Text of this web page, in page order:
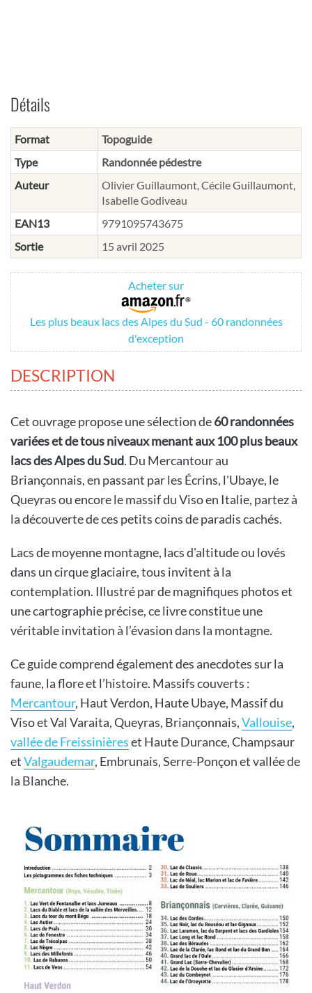
Détails
Format
Topoguide
Type
Randonnée pédestre
Auteur
Olivier Guillaumont, Cécile Guillaumont,
Isabelle Godiveau
EAN13
9791095743675
Sortie
15 avril 2025
Acheter sur
Les plus beaux lacs des Alpes du Sud - 60 randonnées
d'exception
DESCRIPTION
Cet ouvrage propose une sélection de60 randonnées
variées et de tous niveaux menant aux 100 plus beaux
lacs des Alpes du Sud. Du Mercantour au
Briançonnais, en passant par les Écrins, l'Ubaye, le
Queyras ou encore le massif du Viso en Italie, partez à
la découverte de ces petits coins de paradis cachés.
Lacs de moyenne montagne, lacs d'altitude ou lovés
dans un cirque glaciaire, tous invitent à la
contemplation. Illustré par de magnifiques photos et
une cartographie précise, ce livre constitue une
véritable invitation à l’évasion dans la montagne.
Ce guide comprend également des anecdotes sur la
faune, la flore et l’histoire. Massifs couverts :
Mercantour, Haut Verdon, Haute Ubaye, Massif du
Viso et Val Varaita, Queyras, Briançonnais,Vallouise,
vallée de Freissinièreset Haute Durance, Champsaur
etValgaudemar, Embrunais, Serre-Ponçon et vallée de
la Blanche.